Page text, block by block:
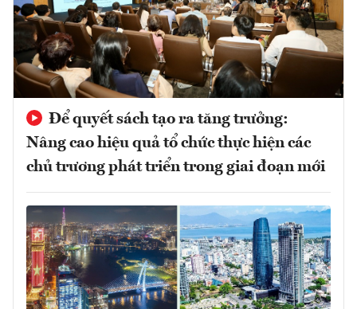
Để quyết sách tạo ra tăng trưởng:
Nâng cao hiệu quả tổ chức thực hiện các
chủ trương phát triển trong giai đoạn mới